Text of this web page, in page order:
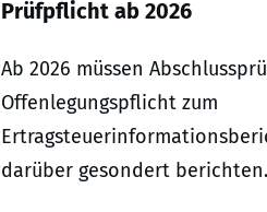
Prüfpflicht ab 2026
Ab 2026 müssen
Offenlegungspflicht zum
darüber gesondert berichten.